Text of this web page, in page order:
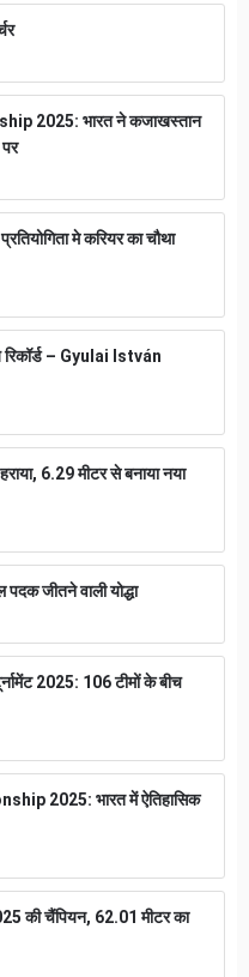
2025: भारत ने कजाखस्तान
मे करियर का चौथा
रिकॉर्ड – Gyulai István
6.29 मीटर से बनाया नया
जीतने वाली योद्धा
2025: 106 टीमों के बीच
2025: भारत में ऐतिहासिक
की चैंपियन, 62.01 मीटर का